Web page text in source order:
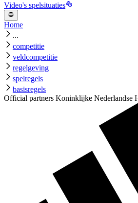
Video's spelsituaties
Home
...
competitie
veldcompetitie
regelgeving
spelregels
basisregels
Official partners Koninklijke Nederlandse